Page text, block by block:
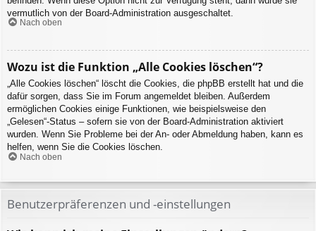
vermutlich von der Board-Administration ausgeschaltet.
Nach oben
Wozu ist die Funktion „Alle Cookies löschen“?
„Alle Cookies löschen“ löscht die Cookies, die phpBB erstellt hat und die
dafür sorgen, dass Sie im Forum angemeldet bleiben. Außerdem
ermöglichen Cookies einige Funktionen, wie beispielsweise den
„Gelesen“-Status – sofern sie von der Board-Administration aktiviert
wurden. Wenn Sie Probleme bei der An- oder Abmeldung haben, kann es
helfen, wenn Sie die Cookies löschen.
Nach oben
Benutzerpräferenzen und -einstellungen